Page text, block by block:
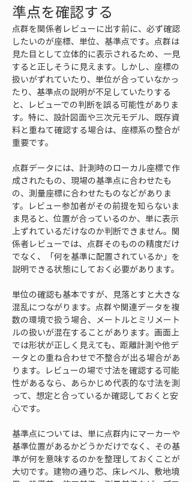
準点を確認する
点群を関係者レビューに出す前に、必ず確認
したいのが座標、単位、基準点です。点群は
見た目として立体的に表示されるため、一見
すると正しそうに見えます。しかし、座標の
扱いがずれていたり、単位が合っていなかっ
たり、基準点の説明が不足していたりする
と、レビューでの判断を誤る可能性がありま
す。特に、設計図面や三次元モデル、既存資
料と重ねて確認する場合は、座標系の整合が
重要です。
点群データには、計測時のローカル座標で作
成されたもの、現場の基準点に合わせたも
の、測量座標に合わせたものなどがありま
す。レビュー参加者がその前提を知らないま
ま見ると、位置が合っているのか、単に表示
上ずれているだけなのか判断できません。関
係者レビューでは、点群そのものの精度だけ
でなく、「何を基準に配置されているか」を
説明できる状態にしておく必要があります。
単位の確認も基本ですが、見落とすと大きな
混乱につながります。点群や関連データを複
数の環境で扱う場合、メートルとミリメート
ルの扱いが混在することがあります。画面上
では形状が正しく見えても、距離計測や他デ
ータとの重ね合わせで不整合が出る場合があ
ります。レビューの場で寸法を確認する可能
性があるなら、あらかじめ代表的な寸法を測
って、想定と合っているか確認しておくと安
心です。
基準点については、単に点群内にマーカーや
基準位置があるかどうかだけでなく、その基
準が何を意味するのかを整理しておくことが
大切です。建物の通り芯、床レベル、敷地境